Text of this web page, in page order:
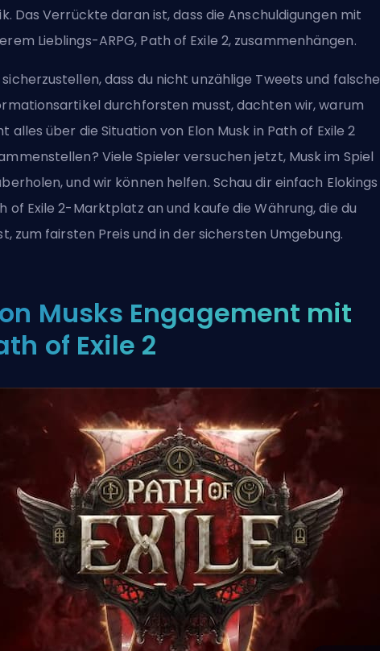
Das Verrückte daran ist, dass die Anschuldigungen mit
Lieblings-ARPG, Path of Exile 2, zusammenhängen.
dass du nicht unzählige Tweets und falsche
durchforsten musst, dachten wir, warum
alles über die Situation von Elon Musk in Path of Exile 2
Viele Spieler versuchen jetzt, Musk im Spiel
und wir können helfen. Schau dir einfach Elokings
of Exile 2-Marktplatz an und kaufe die Währung, die du
zum fairsten Preis und in der sichersten Umgebung.
Musks Engagement mit
of Exile 2